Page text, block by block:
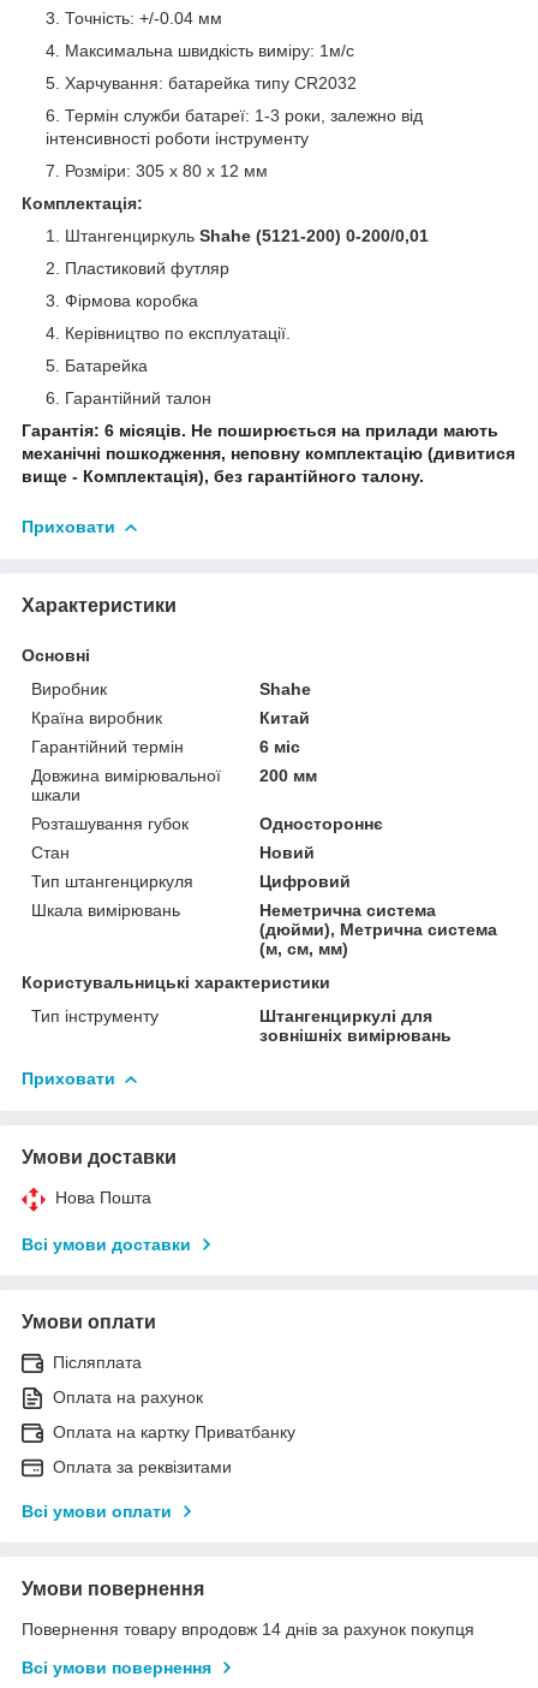
Точність: +/-0.04 мм
Максимальна швидкість виміру: 1м/с
Харчування: батарейка типу CR2032
Термін служби батареї: 1-3 роки, залежно від
інтенсивності роботи інструменту
Розміри: 305 х 80 х 12 мм
Комплектація:
Штангенциркуль Shahe (5121-200) 0-200/0,01
Пластиковий футляр
Фірмова коробка
Керівництво по експлуатації.
Батарейка
Гарантійний талон
Гарантія: 6 місяців. Не поширюється на прилади мають
механічні пошкодження, неповну комплектацію (дивитися
вище - Комплектація), без гарантійного талону.
Приховати
Характеристики
Основні
Виробник
Shahe
Країна виробник
Китай
Гарантійний термін
6 міс
Довжина вимірювальної
шкали
200 мм
Розташування губок
Одностороннє
Стан
Новий
Тип штангенциркуля
Цифровий
Шкала вимірювань
Неметрична система
(дюйми), Метрична система
(м, см, мм)
Користувальницькі характеристики
Тип інструменту
Штангенциркулі для
зовнішніх вимірювань
Приховати
Умови доставки
Нова Пошта
Всі умови доставки
Умови оплати
Післяплата
Оплата на рахунок
Оплата на картку Приватбанку
Оплата за реквізитами
Всі умови оплати
Умови повернення
Повернення товару впродовж 14 днів за рахунок покупця
Всі умови повернення